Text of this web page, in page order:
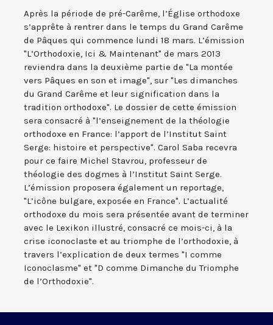
Après la période de pré-Carême, l’Église orthodoxe
s’apprête à rentrer dans le temps du Grand Carême
de Pâques qui commence lundi 18 mars. L’émission
"L’Orthodoxie, Ici & Maintenant" de mars 2013
reviendra dans la deuxième partie de "La montée
vers Pâques en son et image", sur "Les dimanches
du Grand Carême et leur signification dans la
tradition orthodoxe". Le dossier de cette émission
sera consacré à "l’enseignement de la théologie
orthodoxe en France: l’apport de l’Institut Saint
Serge: histoire et perspective". Carol Saba recevra
pour ce faire Michel Stavrou, professeur de
théologie des dogmes à l’Institut Saint Serge.
L’émission proposera également un reportage,
"L’icône bulgare, exposée en France". L’actualité
orthodoxe du mois sera présentée avant de terminer
avec le Lexikon illustré, consacré ce mois-ci, à la
crise iconoclaste et au triomphe de l’orthodoxie, à
travers l’explication de deux termes "I comme
Iconoclasme" et "D comme Dimanche du Triomphe
de l’Orthodoxie".